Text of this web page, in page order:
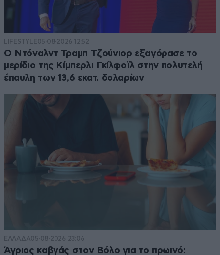
LIFESTYLE05·08·2026 12:52
Ο Ντόναλντ Τραμπ Τζούνιορ εξαγόρασε το
μερίδιο της Κίμπερλι Γκίλφοϊλ στην πολυτελή
έπαυλη των 13,6 εκατ. δολαρίων
ΕΛΛΑΔΑ05·08·2026 23:06
Άγριος καβγάς στον Βόλο για το πρωινό: